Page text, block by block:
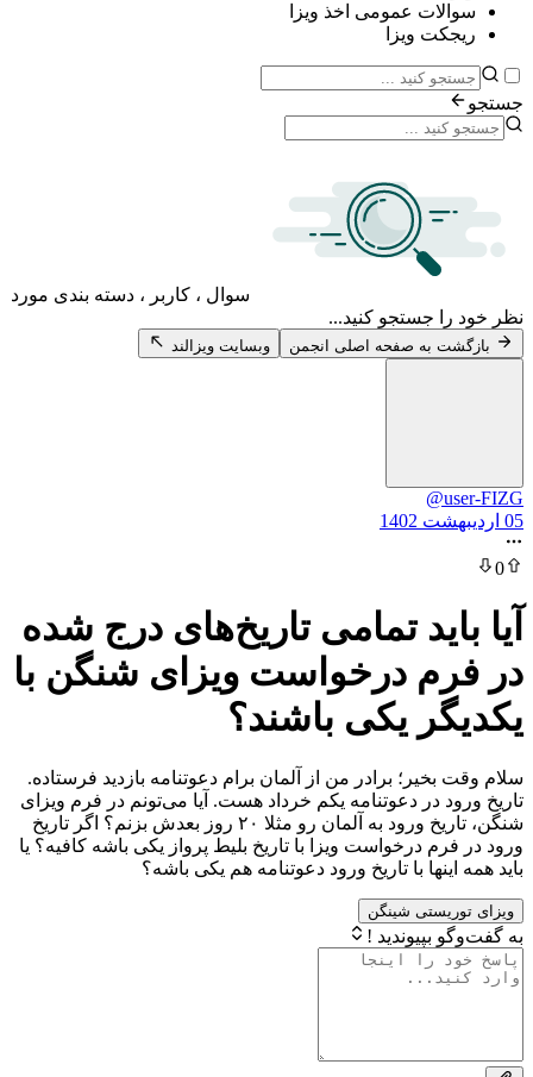
عمومی اخذ ویزا
ویزا
سوال ، کاربر ، دسته بندی مورد
جستجو کنید...
به صفحه اصلی انجمن وبسایت ویزالند
تمامی تاریخ‌های درج شده
درخواست ویزای شنگن با
یکی باشند؟
برادر من از آلمان برام دعوتنامه بازدید فرستاده.
در دعوتنامه یکم خرداد هست. آیا می‌تونم در فرم ویزای
شنگن، تاریخ ورود به آلمان رو مثلا ۲۰ روز بعدش بزنم؟ اگر تاریخ
درخواست ویزا با تاریخ بلیط پرواز یکی باشه کافیه؟ یا
با تاریخ ورود دعوتنامه هم یکی باشه؟
شینگن
!